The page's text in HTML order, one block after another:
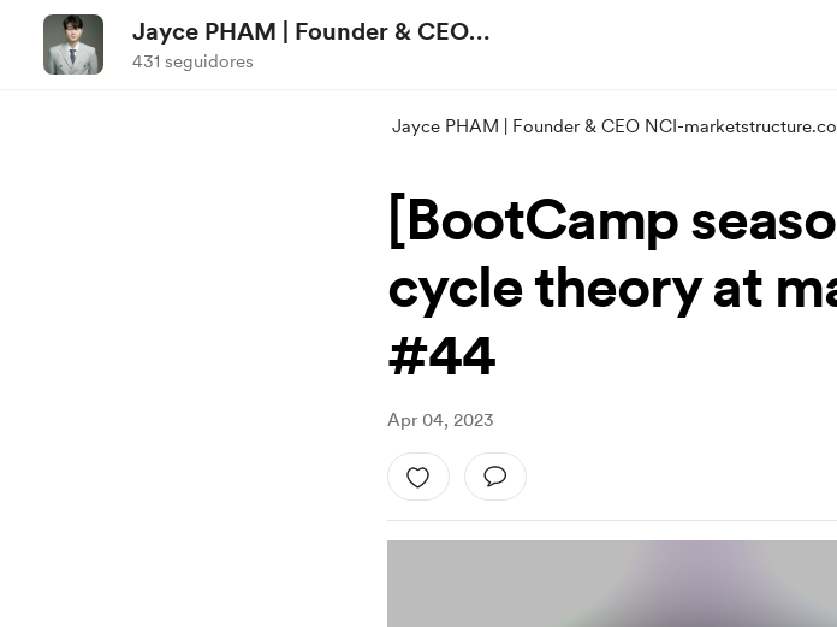
Jayce PHAM | Founder & CEO
NCI-marketstructure.com
431 seguidores
Jayce PHAM | Founder & CEO NCI-
[BootCamp
cycle theory at
#44
Apr 04, 2023